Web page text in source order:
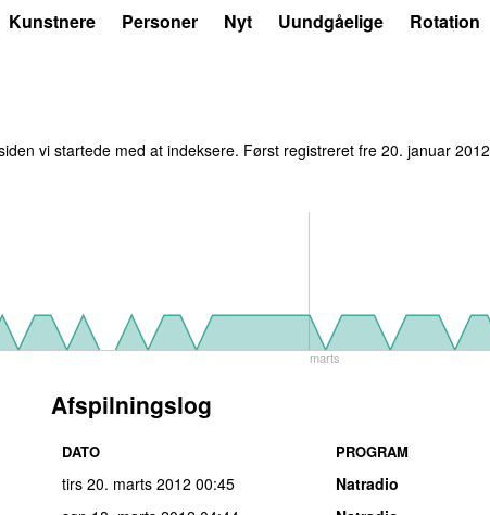
Kunstnere Personer Nyt Uundgåelige Rotation
vi startede med at indeksere. Først registreret fre 20. januar 2012
marts
Afspilningslog
DATO PROGRAM
tirs 20. marts 2012 00:45
Natradio